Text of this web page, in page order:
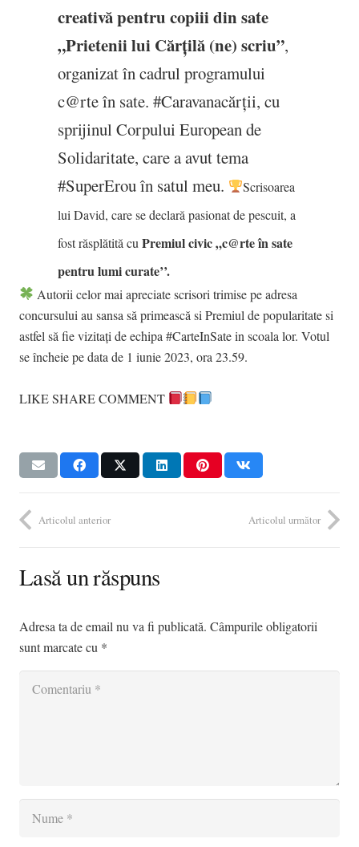
creativă pentru copiii din sate
„Prietenii lui Cărțilă (ne) scriu”,
organizat în cadrul programului
c@rte în sate. #Caravanacărții, cu
sprijinul Corpului European de
Solidaritate, care a avut tema
#SuperErouîn satul meu.
Scrisoarea
lui David, care se declară pasionat de pescuit, a
fost răsplătită cu Premiul civic „c@rte în sate
pentru lumi curate’’.
Autorii celor mai apreciate scrisori trimise pe adresa
concursului au sansa să primească si Premiul de popularitate si
astfel să fie vizitați de echipa #CarteInSatein scoala lor. Votul
se încheie pe data de 1 iunie 2023, ora 23.59.
LIKE SHARE COMMENT
Articolul anterior Articolul următor
Lasă un răspuns
Adresa ta de email nu va fi publicată. Câmpurile obligatorii
sunt marcate cu *